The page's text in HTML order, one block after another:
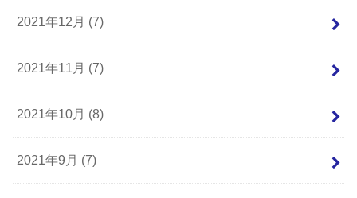
2021年12月 (7)
2021年11月 (7)
2021年10月 (8)
2021年9月 (7)